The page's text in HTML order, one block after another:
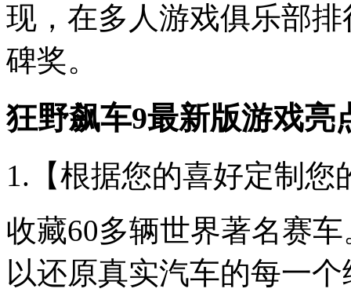
现，在多人游戏俱乐部
碑奖。
狂野飙车9最新版游戏亮
1.【根据您的喜好定制您
收藏60多辆世界著名赛
以还原真实汽车的每一